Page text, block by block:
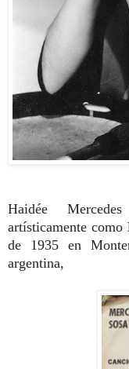
Haidée
artísticamente como
de 1935 en
argentina,